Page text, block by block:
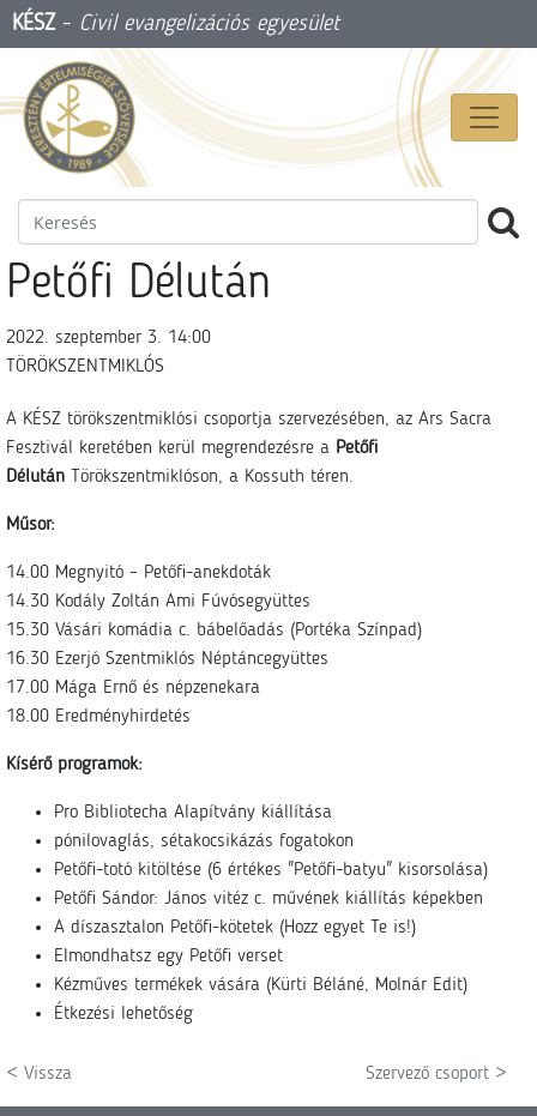
KÉSZ- Civil evangelizációs egyesület
Petőfi Délután
2022. szeptember 3. 14:00
TÖRÖKSZENTMIKLÓS
A KÉSZ törökszentmiklósi csoportja szervezésében, az Ars Sacra
Fesztivál keretében kerül megrendezésre a Petőfi
Délután Törökszentmiklóson, a Kossuth téren.
Műsor:
14.00 Megnyitó – Petőfi-anekdoták
14.30 Kodály Zoltán Ami Fúvósegyüttes
15.30 Vásári komádia c. bábelőadás (Portéka Színpad)
16.30 Ezerjó Szentmiklós Néptáncegyüttes
17.00 Mága Ernő és népzenekara
18.00 Eredményhirdetés
Kísérő programok:
Pro Bibliotecha Alapítvány kiállítása
pónilovaglás, sétakocsikázás fogatokon
Petőfi-totó kitöltése (6 értékes "Petőfi-batyu" kisorsolása)
Petőfi Sándor: János vitéz c. művének kiállítás képekben
A díszasztalon Petőfi-kötetek (Hozz egyet Te is!)
Elmondhatsz egy Petőfi verset
Kézműves termékek vására (Kürti Béláné, Molnár Edit)
Étkezési lehetőség
< Vissza Szervező csoport >